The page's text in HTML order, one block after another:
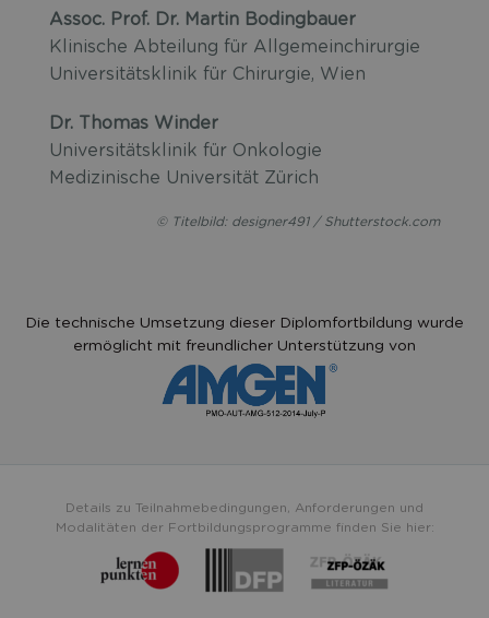
Assoc. Prof. Dr. Martin Bodingbauer
Klinische Abteilung für Allgemeinchirurgie
Universitätsklinik für Chirurgie, Wien
Dr. Thomas Winder
Universitätsklinik für Onkologie
Medizinische Universität Zürich
© Titelbild: designer491 / Shutterstock.com
Die technische Umsetzung dieser Diplomfortbildung wurde
ermöglicht mit freundlicher Unterstützung von
Details zu Teilnahmebedingungen, Anforderungen und
Modalitäten der Fortbildungsprogramme finden Sie hier: